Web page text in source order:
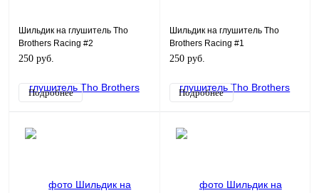
Шильдик на глушитель Tho
Brothers Racing #2
250 руб.
Подробнее
Шильдик на глушитель Tho
Brothers Racing #1
250 руб.
Подробнее